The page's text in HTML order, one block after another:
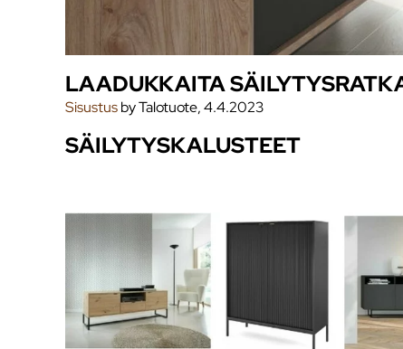
LAADUKKAITA
Sisustusby Talotuote, 4.4.2023
SÄILYTYSKALUSTEET